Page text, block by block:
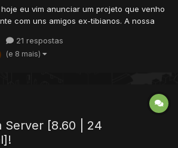
eu vim anunciar um projeto que venho
com uns amigos ex-tibianos. A nossa
bons brasileiros e eu como coordenador
tomar uma atitude pra tentar mudar...
21 respostas
(e 8 mais)
Server [8.60 | 24